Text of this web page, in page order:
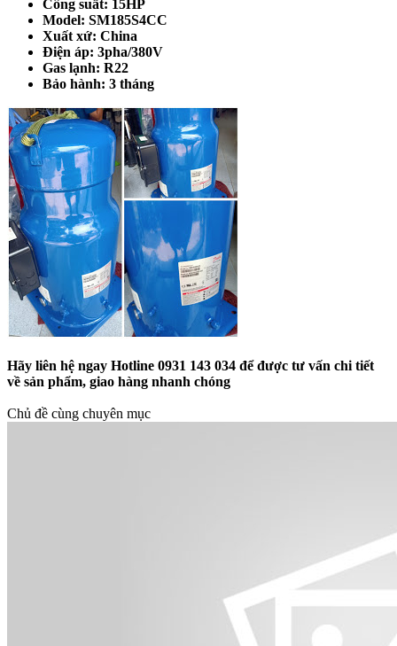
Công suất: 15HP
Model: SM185S4CC
Xuất xứ: China
Điện áp: 3pha/380V
Gas lạnh: R22
Bảo hành: 3 tháng
Hãy liên hệ ngay Hotline 0931 143 034 để được tư vấn chi tiết
về sản phẩm, giao hàng nhanh chóng
Chủ đề cùng chuyên mục